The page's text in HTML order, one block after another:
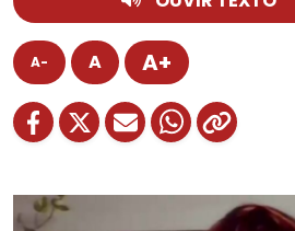
A- A A+